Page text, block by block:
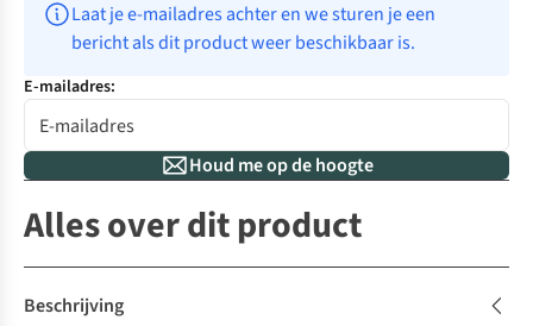
Laat je e-mailadres achter en we sturen je een
bericht als dit product weer beschikbaar is.
E-mailadres:
Houd me op de hoogte
Alles over dit product
Beschrijving